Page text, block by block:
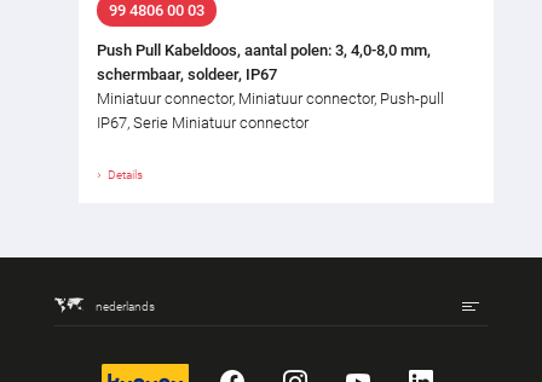
99 4806 00 03
Push Pull Kabeldoos, aantal polen: 3, 4,0-8,0 mm,
schermbaar, soldeer, IP67
Miniatuur connector, Miniatuur connector, Push-pull
IP67, Serie Miniatuur connector
Details
nederlands